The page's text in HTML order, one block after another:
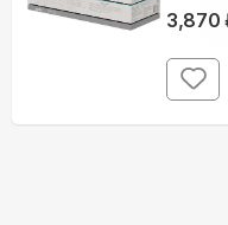
3,870